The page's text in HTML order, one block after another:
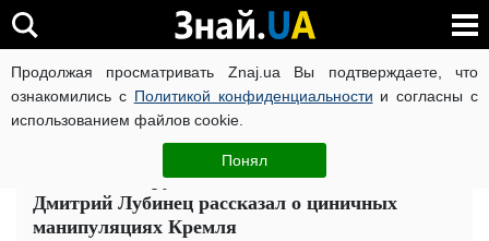
Продолжая просматривать Znaj.ua Вы подтверждаете, что
ознакомились с Политикой конфиденциальности и согласны с
использованием файлов cookie.
Понял
ВОЙНА РОССИИ ПРОТИВ УКРАИНЫ КОРОНАВИРУС В
Политика ЧИТАТИ УКРАЇНСЬКОЮ
Россия блокирует обмен "1000 на 1000":
Дмитрий Лубинец рассказал о циничных
манипуляциях Кремля